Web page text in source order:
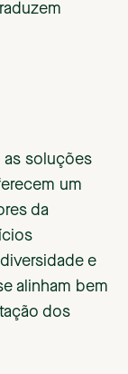
as soluções
um
da
e
alinham bem
dos